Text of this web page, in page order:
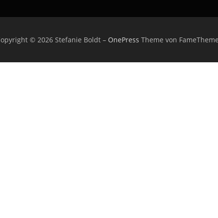
© 2026 Stefanie Boldt – OnePress Theme von